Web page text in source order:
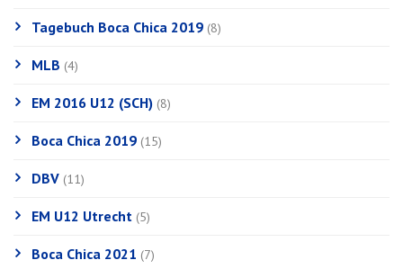
Tagebuch Boca Chica 2019 (8)
MLB (4)
EM 2016 U12 (SCH) (8)
Boca Chica 2019 (15)
DBV (11)
EM U12 Utrecht (5)
Boca Chica 2021 (7)